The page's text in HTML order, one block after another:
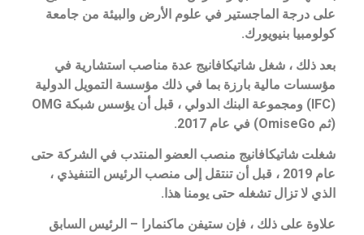
على درجة الماجستير في علوم الأرض والبيئة من جامعة
كولومبيا بنيويورك.
بعد ذلك ، شغل شاتيكافانيج عدة مناصب استشارية في
مؤسسات مالية بارزة بما في ذلك مؤسسة التمويل الدولية
(IFC) ومجموعة البنك الدولي ، قبل أن يؤسس شبكة OMG
(ثم OmiseGo) في عام 2017.
شغلت شاتيكافانيج منصب العضو المنتدب في الشركة حتى
عام 2019 ، قبل أن تنتقل إلى منصب الرئيس التنفيذي ،
الذي لا تزال تشغله حتى يومنا هذا.
علاوة على ذلك ، فإن ستيفن ماكنمارا – الرئيس السابق